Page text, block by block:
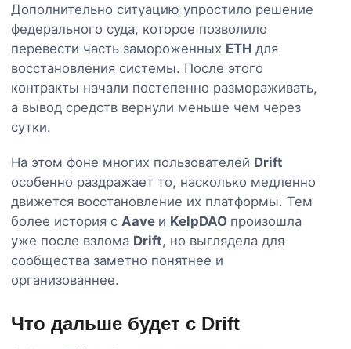
Дополнительно ситуацию упростило решение
федерального суда, которое позволило
перевести часть замороженных ETH для
восстановления системы. После этого
контракты начали постепенно размораживать,
а вывод средств вернули меньше чем через
сутки.
На этом фоне многих пользователей Drift
особенно раздражает то, насколько медленно
движется восстановление их платформы. Тем
более история с Aave и KelpDAO произошла
уже после взлома Drift, но выглядела для
сообщества заметно понятнее и
организованнее.
Что дальше будет с Drift